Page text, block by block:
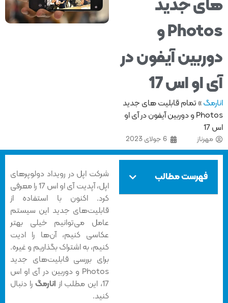
جدید
Photos و
آیفون در
او اس 17
»تمام قابلیت های جدید
Photos و دوربین آیفون در آی او
مهرناز
فهرست مطالب
شرکت اپل در رویداد دولوپرهای
اپل، آپدیت آی او اس 17 را معرفی
کرد. اکنون با استفاده از
قابلیت‌های جدید این سیستم
عامل می‌توانیم خیلی بهتر
عکاسی کنیم، آن‌ها را ادیت
کنیم، به اشتراک بگذاریم و غیره.
برای بررسی قابلیت‌های جدید
Photos و دوربین در آی او اس
انارمگرا دنبال
کنید.